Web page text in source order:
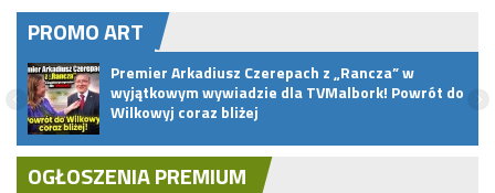
PROMO ART
Premier Arkadiusz Czerepach z „Rancza” w
wyjątkowym wywiadzie dla TVMalbork! Powrót do
Wilkowyj coraz bliżej
OGŁOSZENIA PREMIUM